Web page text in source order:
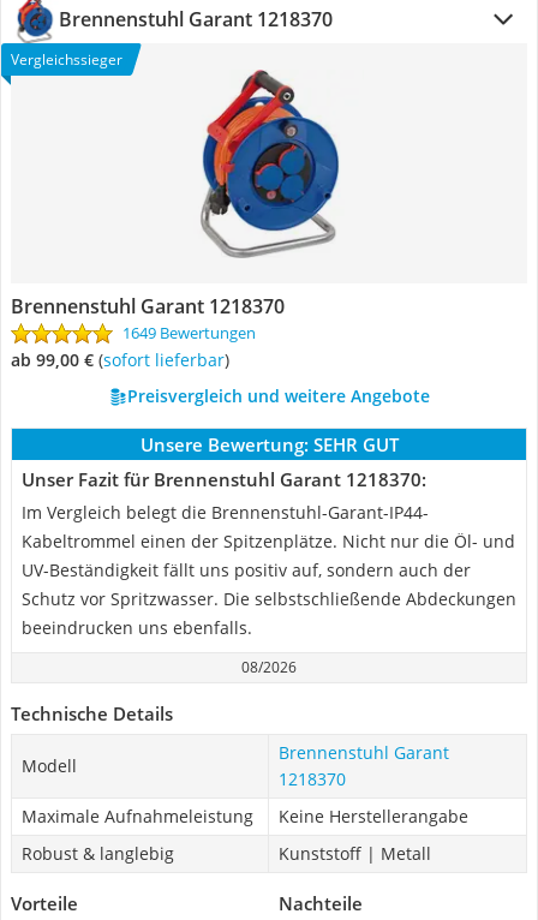
Brennenstuhl Garant 1218370
Vergleichssieger
Brennenstuhl Garant 1218370
1649 Bewertungen
ab 99,00 € ( Sofort lieferbar)
Preisvergleich und weitere Angebote
Unsere Bewertung: SEHR GUT
Unser Fazit für Brennenstuhl Garant 1218370:
Im Vergleich belegt die Brennenstuhl-Garant-IP44-
Kabeltrommel einen der Spitzenplätze. Nicht nur die Öl- und
UV-Beständigkeit fällt uns positiv auf, sondern auch der
Schutz vor Spritzwasser. Die selbstschließende Abdeckungen
beeindrucken uns ebenfalls.
08/2026
Technische Details
Modell
Brennenstuhl Garant
1218370
Maximale Aufnahmeleistung
Keine Herstellerangabe
Robust & langlebig
Kunststoff | Metall
Vorteile Nachteile